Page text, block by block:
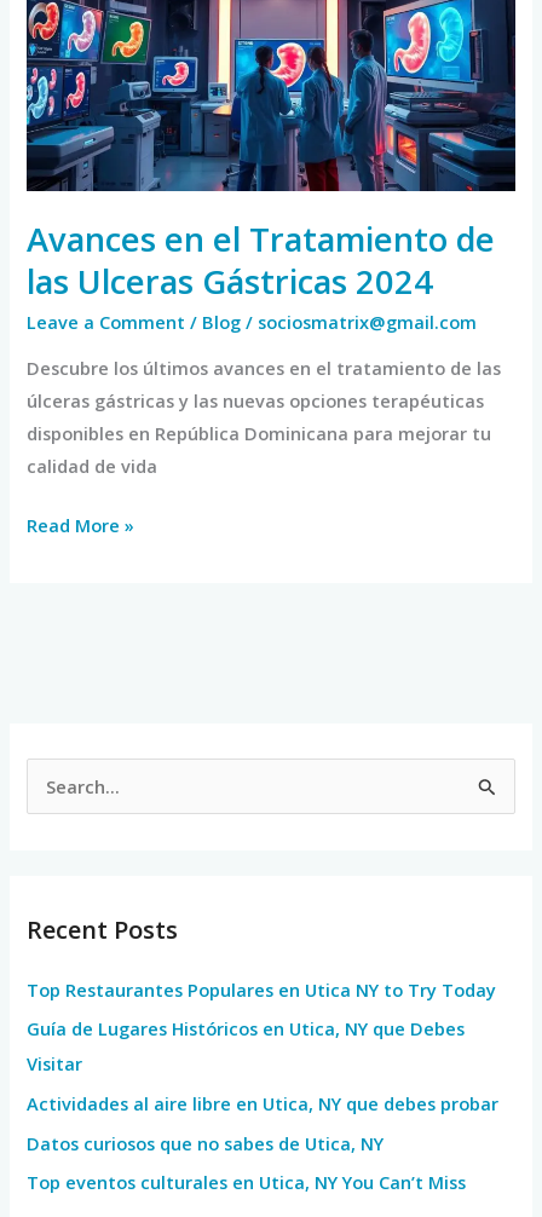
Avances en el Tratamiento de
las Ulceras Gástricas 2024
Leave a Comment / Blog / sociosmatrix@gmail.com
Descubre los últimos avances en el tratamiento de las
úlceras gástricas y las nuevas opciones terapéuticas
disponibles en República Dominicana para mejorar tu
calidad de vida
Tratamiento
de
las
Ulceras
Gástricas
2024
Read More »
c
f
o
r
:
Recent Posts
Top Restaurantes Populares en Utica NY to Try Today
Guía de Lugares Históricos en Utica, NY que Debes
Visitar
Actividades al aire libre en Utica, NY que debes probar
Datos curiosos que no sabes de Utica, NY
Top eventos culturales en Utica, NY You Can’t Miss